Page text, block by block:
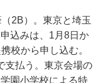
2B）。東京と埼玉
込みは、1月8日か
校から申し込む。
支払う。東京会場の
園小学校による特